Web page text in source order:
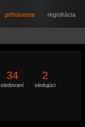
prihlásenie registrácia
34
sledovaní
2
sledujúci